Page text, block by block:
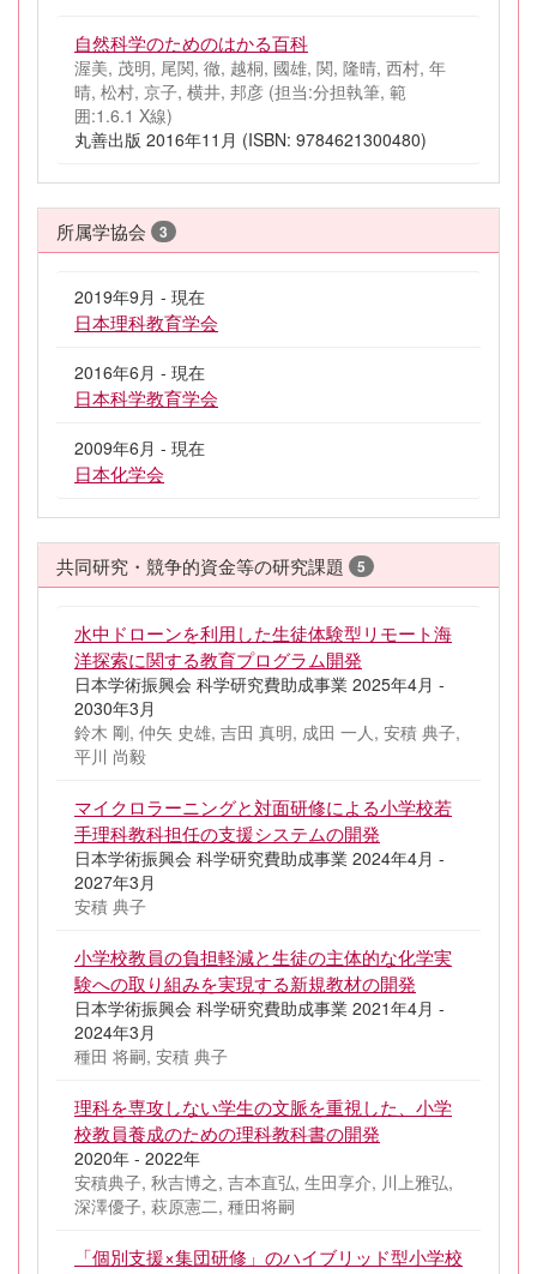
自然科学のためのはかる百科
渥美, 茂明, 尾関, 徹, 越桐, 國雄, 関, 隆晴, 西村, 年
晴, 松村, 京子, 横井, 邦彦 (担当:分担執筆, 範
囲:1.6.1 X線)
丸善出版 2016年11月 (ISBN: 9784621300480)
所属学協会 3
2019年9月 - 現在
日本理科教育学会
2016年6月 - 現在
日本科学教育学会
2009年6月 - 現在
日本化学会
共同研究・競争的資金等の研究課題 5
水中ドローンを利用した生徒体験型リモート海
洋探索に関する教育プログラム開発
日本学術振興会 科学研究費助成事業 2025年4月 -
2030年3月
鈴木 剛, 仲矢 史雄, 吉田 真明, 成田 一人, 安積 典子,
平川 尚毅
マイクロラーニングと対面研修による小学校若
手理科教科担任の支援システムの開発
日本学術振興会 科学研究費助成事業 2024年4月 -
2027年3月
安積 典子
小学校教員の負担軽減と生徒の主体的な化学実
験への取り組みを実現する新規教材の開発
日本学術振興会 科学研究費助成事業 2021年4月 -
2024年3月
種田 将嗣, 安積 典子
理科を専攻しない学生の文脈を重視した、小学
校教員養成のための理科教科書の開発
2020年 - 2022年
安積典子, 秋吉博之, 吉本直弘, 生田享介, 川上雅弘,
深澤優子, 萩原憲二, 種田将嗣
「個別支援×集団研修」のハイブリッド型小学校